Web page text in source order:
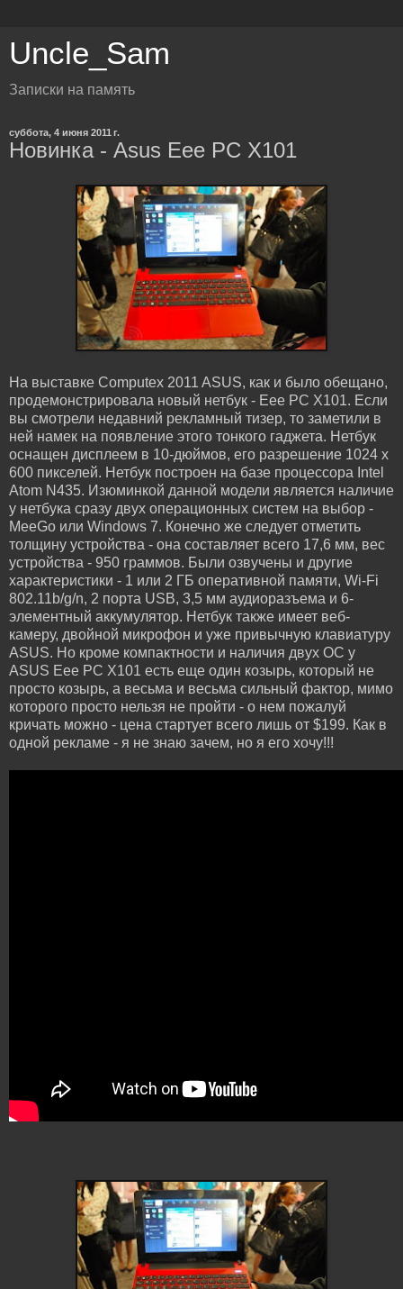
Uncle_Sam
Записки на память
суббота, 4 июня 2011 г.
Новинка - Asus Eee PC X101
На выставке Computex 2011 ASUS, как и было обещано,
продемонстрировала новый нетбук - Eee PC X101. Если
вы смотрели недавний рекламный тизер, то заметили в
ней намек на появление этого тонкого гаджета. Нетбук
оснащен дисплеем в 10-дюймов, его разрешение 1024 x
600 пикселей. Нетбук построен на базе процессора Intel
Atom N435. Изюминкой данной модели является наличие
у нетбука сразу двух операционных систем на выбор -
MeeGo или Windows 7. Конечно же следует отметить
толщину устройства - она составляет всего 17,6 мм, вес
устройства - 950 граммов. Были озвучены и другие
характеристики - 1 или 2 ГБ оперативной памяти, Wi-Fi
802.11b/g/n, 2 порта USB, 3,5 мм аудиоразъема и 6-
элементный аккумулятор. Нетбук также имеет веб-
камеру, двойной микрофон и уже привычную клавиатуру
ASUS. Но кроме компактности и наличия двух ОС у
ASUS Eee PC X101 есть еще один козырь, который не
просто козырь, а весьма и весьма сильный фактор, мимо
которого просто нельзя не пройти - о нем пожалуй
кричать можно - цена стартует всего лишь от $199. Как в
одной рекламе - я не знаю зачем, но я его хочу!!!